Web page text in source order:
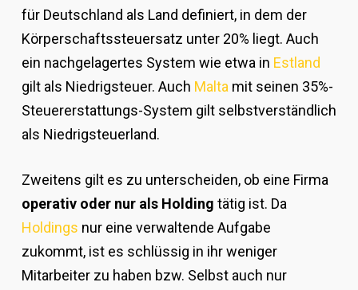
für Deutschland als Land definiert, in dem der
Körperschaftssteuersatz unter 20% liegt. Auch
ein nachgelagertes System wie etwa in Estland
gilt als Niedrigsteuer. Auch Malta mit seinen 35%-
Steuererstattungs-System gilt selbstverständlich
als Niedrigsteuerland.
Zweitens gilt es zu unterscheiden, ob eine Firma
operativ oder nur als Holding tätig ist. Da
Holdings nur eine verwaltende Aufgabe
zukommt, ist es schlüssig in ihr weniger
Mitarbeiter zu haben bzw. Selbst auch nur